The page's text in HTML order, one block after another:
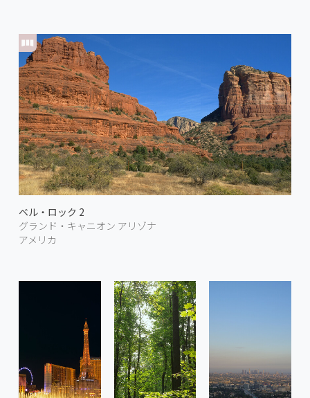
ベル・ロック 2
グランド・キャニオン アリゾナ
アメリカ